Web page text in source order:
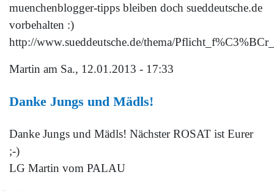
muenchenblogger-tipps bleiben doch sueddeutsche.de
vorbehalten :)
http://www.sueddeutsche.de/thema/
Martin am Sa., 12.01.2013 - 17:33
Danke Jungs und Mädls!
Danke Jungs und Mädls! Nächster ROSAT ist Eurer
;-)
LG Martin vom PALAU